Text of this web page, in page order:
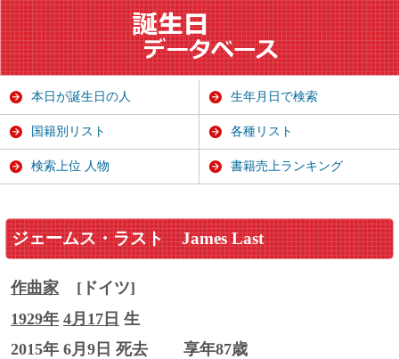
ジェームス・ラスト James Last
作曲家
[ドイツ]
1929年 4月17日 生
2015年 6月9日 死去
享年87歳
本日が誕生日の人 生年月日で検索
国籍別リスト 各種リスト
検索上位 人物 書籍売上ランキング